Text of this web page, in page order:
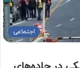
اجتماعی